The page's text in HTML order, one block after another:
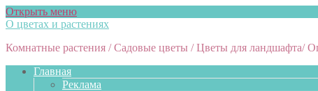
Открыть меню
О цветах и растениях
Комнатные растения / Садовые цветы / Цветы для ландшафта/
Главная
Реклама